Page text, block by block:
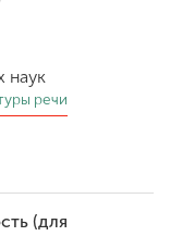
наук
речи
(для